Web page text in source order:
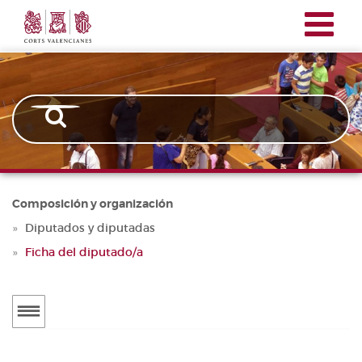
Pasar
contenido
principal
Corts
Valencianes
Composición y organización
Diputados y diputadas
Ficha del diputado/a
Menú